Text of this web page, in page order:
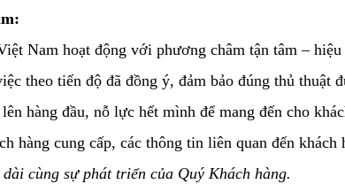
Nam hoạt động với phương châm tận tâm –
theo tiến độ đã đồng ý, đảm bảo đúng thủ
hàng đầu, nỗ lực hết mình để mang đến cho
hàng cung cấp, các thông tin liên quan đến khách
cùng sự phát triển của Quý Khách hàng.